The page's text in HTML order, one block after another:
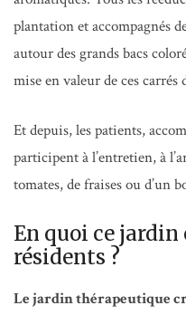
plantation et accompagnés
autour des grands bacs
mise en valeur de ces carrés
Et depuis, les patients,
participent à l’entretien, à
tomates, de fraises ou d’un
En quoi ce
résidents ?
Le jardin thérapeutique